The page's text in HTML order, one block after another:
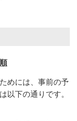
めには、事前の予
以下の通りです。